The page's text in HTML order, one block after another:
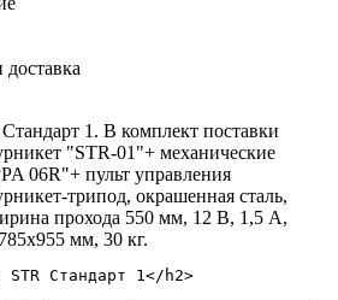
1. В комплект поставки
"STR-01"+ механические
06R"+ пульт управления
трипод, окрашенная сталь,
прохода 550 мм, 12 В, 1,5 А,
мм, 30 кг.
STR Стандарт 1</h2>